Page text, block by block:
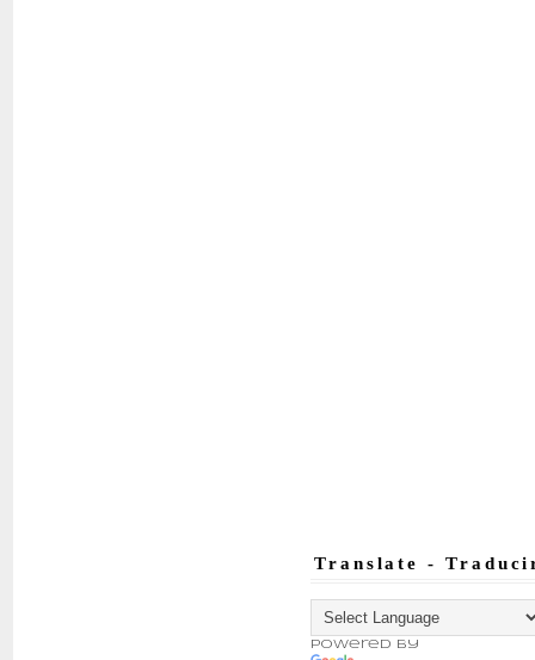
Translate -
Powered by